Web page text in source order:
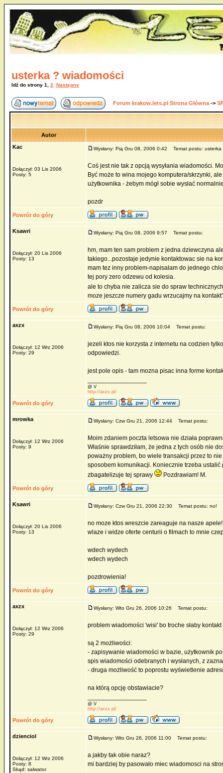
usterka ? wiadomości
Idź do strony 1 2 Następny
Forum krakow.lets.pl Strona Główna ->
Autor
Kac
Dołączył: 03 Lis 2006
Posty: 5
Wysłany: Pią Gru 08, 2006 0:42 Temat postu: usterka
Coś jest nie tak z opcją wysyłania wiadomości.
Być może to wina mojego komputera/skrzynki,
użytkownika - żebym mógł sobie wysłać
pozdr
Powrót do góry
Ksawri
Dołączył: 20 Lis 2006
Posty: 13
Wysłany: Pią Gru 08, 2006 9:57 Temat postu:
hm, mam ten sam problem z jedna dziewczyna
takiego...pozostaje jedynie kontaktowac sie na
mam tez inny problem-napisalam do jednego
tej pory zero odzewu od kolesia.
ale to chyba nie zalicza sie do spraw
moze jeszcze numery gadu wrzucajmy na
Powrót do góry
axzx
Dołączył: 12 Wrz 2006
Posty: 29
Wysłany: Pią Gru 08, 2006 10:04 Temat postu:
jezeli ktos nie korzysta z internetu na codzien
odpowiedzi.
jest pole opis - tam mozna pisac inna forme
@ V
http://axzx.pl/
Powrót do góry
mrowka
Dołączył: 12 Wrz 2006
Posty: 9
Wysłany: Czw Gru 21, 2006 12:44 Temat postu:
Moim zdaniem poczta letsowa nie działa
Właśnie sprawdziłam, że jedna z tych osób nie
poważny problem, bo wiele transakcji przez to
sposobem komunikacji. Koniecznie trzeba
zbagatelizuje tej sprawy
Pozdrawiam! M.
Powrót do góry
Ksawri
Dołączył: 20 Lis 2006
Posty: 13
Wysłany: Czw Gru 21, 2006 22:30 Temat postu: no!
no moze ktos wreszcie zareaguje na nasze
wlaze i widze oferte centurii o filmach to mnie
wdech wydech
wdech wydech
pozdrowienia!
Powrót do góry
axzx
Dołączył: 12 Wrz 2006
Posty: 29
Wysłany: Wto Gru 26, 2006 10:26 Temat postu:
problem wiadomości 'wisi' bo troche słaby
są 2 możliwości:
- zapisywanie wiadomości w bazie, użytkownik
spis wiadomości odebranych i wysłanych, z
- druga możliwość to poprostu wyświetlenie
na którą opcję obstawiacie?
@ V
http://axzx.pl/
Powrót do góry
dzienciol
Dołączył: 12 Wrz 2006
Posty: 8
Skąd: salwator
Wysłany: Wto Gru 26, 2006 11:00 Temat postu:
a jakby tak obie naraz?
mi bardziej by pasowało miec wiadomosci na